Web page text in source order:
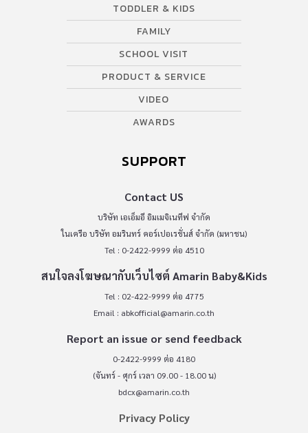
TODDLER & KIDS
FAMILY
SCHOOL VISIT
PRODUCT & SERVICE
VIDEO
AWARDS
SUPPORT
Contact US
บริษัท เอเอ็มอี อิมเมจิเนทีฟ จำกัด
ในเครือ บริษัท อมรินทร์ คอร์เปอเรชั่นส์ จำกัด (มหาชน)
Tel : 0-2422-9999 ต่อ 4510
สนใจลงโฆษณากับเว็บไซต์ Amarin Baby&Kids
Tel : 02-422-9999 ต่อ 4775
Email : abkofficial@amarin.co.th
Report an issue or send feedback
0-2422-9999 ต่อ 4180
(จันทร์ - ศุกร์ เวลา 09.00 - 18.00 น)
bdcx@amarin.co.th
Privacy Policy